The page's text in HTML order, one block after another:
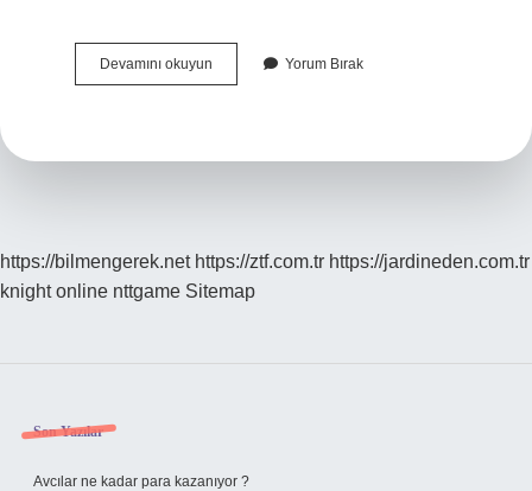
Devamını okuyun
Kürtaj
Yorum Bırak
https://bilmengerek.net https://ztf.com.tr https://jardineden.com.tr
knight online nttgame Sitemap
Sidebar
Son Yazılar
Avcılar ne kadar para kazanıyor ?